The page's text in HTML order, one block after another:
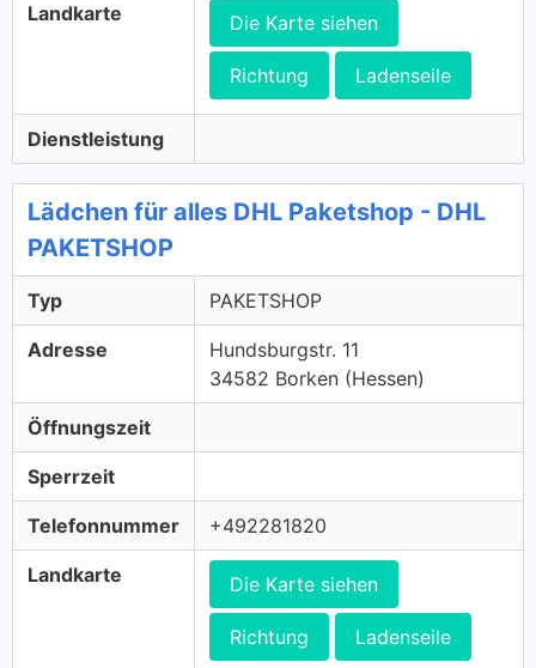
Landkarte Die Karte siehen
Richtung Ladenseile
Dienstleistung
Lädchen für alles DHL Paketshop - DHL
PAKETSHOP
Typ PAKETSHOP
Adresse
Hundsburgstr. 11
34582 Borken (Hessen)
Öffnungszeit
Sperrzeit
Telefonnummer +492281820
Landkarte Die Karte siehen
Richtung Ladenseile